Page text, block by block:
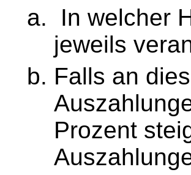
In welcher
jeweils
Falls an
Prozent